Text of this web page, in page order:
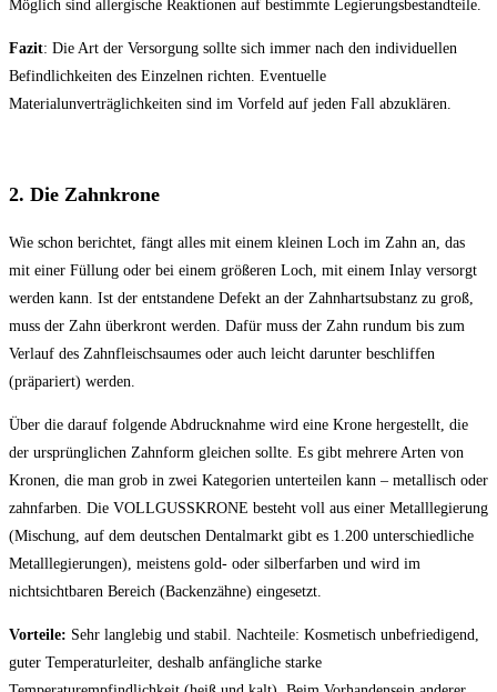
Möglich sind allergische Reaktionen auf bestimmte Legierungsbestandteile.
Fazit: Die Art der Versorgung sollte sich immer nach den individuellen
Befindlichkeiten des Einzelnen richten. Eventuelle
Materialunverträglichkeiten sind im Vorfeld auf jeden Fall abzuklären.
2. Die Zahnkrone
Wie schon berichtet, fängt alles mit einem kleinen Loch im Zahn an, das
mit einer Füllung oder bei einem größeren Loch, mit einem Inlay versorgt
werden kann. Ist der entstandene Defekt an der Zahnhartsubstanz zu groß,
muss der Zahn überkront werden. Dafür muss der Zahn rundum bis zum
Verlauf des Zahnfleischsaumes oder auch leicht darunter beschliffen
(präpariert) werden.
Über die darauf folgende Abdrucknahme wird eine Krone hergestellt, die
der ursprünglichen Zahnform gleichen sollte. Es gibt mehrere Arten von
Kronen, die man grob in zwei Kategorien unterteilen kann – metallisch oder
zahnfarben. Die VOLLGUSSKRONE besteht voll aus einer Metalllegierung
(Mischung, auf dem deutschen Dentalmarkt gibt es 1.200 unterschiedliche
Metalllegierungen), meistens gold- oder silberfarben und wird im
nichtsichtbaren Bereich (Backenzähne) eingesetzt.
Vorteile: Sehr langlebig und stabil. Nachteile: Kosmetisch unbefriedigend,
guter Temperaturleiter, deshalb anfängliche starke